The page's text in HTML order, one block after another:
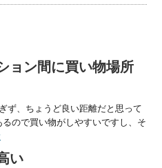
ョン間に買い物場所
ず、ちょうど良い距離だと思って
ので買い物がしやすいですし、そ
い